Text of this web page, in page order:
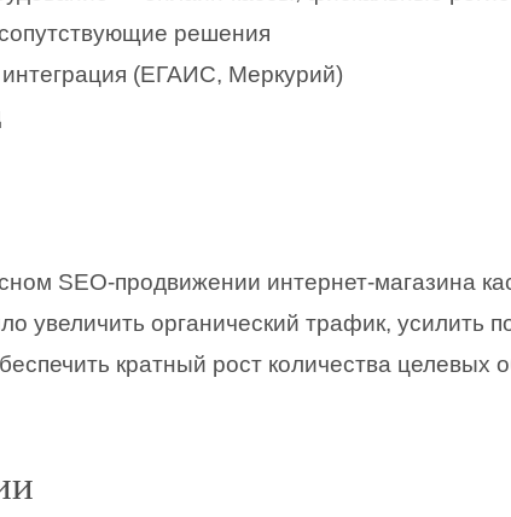
решения
(ЕГАИС, Меркурий)
SEO-продвижении интернет-магазина
увеличить органический трафик, усилить
кратный рост количества целевых